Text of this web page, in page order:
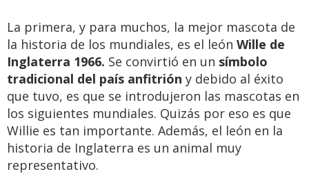
La primera, y para muchos, la mejor mascota de
la historia de los mundiales, es el león Wille de
Inglaterra 1966. Se convirtió en un símbolo
tradicional del país anfitrión y debido al éxito
que tuvo, es que se introdujeron las mascotas en
los siguientes mundiales. Quizás por eso es que
Willie es tan importante. Además, el león en la
historia de Inglaterra es un animal muy
representativo.